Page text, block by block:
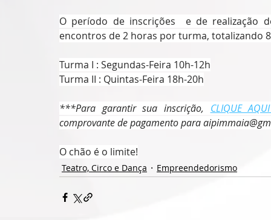
O período de inscrições  e de realização
encontros de 2 horas por turma, totalizando
Turma I : Segundas-Feira 10h-12h
Turma II : Quintas-Feira 18h-20h
***Para garantir sua inscrição, CLIQUE
comprovante de pagamento para
O chão é o limite!
Teatro, Circo e Dança Empreendedorismo